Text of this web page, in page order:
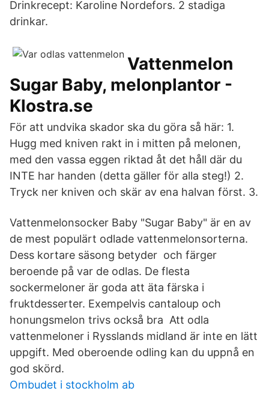
Drinkrecept: Karoline Nordefors. 2 stadiga
drinkar.
Vattenmelon
Sugar Baby, melonplantor -
Klostra.se
För att undvika skador ska du göra så här: 1.
Hugg med kniven rakt in i mitten på melonen,
med den vassa eggen riktad åt det håll där du
INTE har handen (detta gäller för alla steg!) 2.
Tryck ner kniven och skär av ena halvan först. 3.
Vattenmelonsocker Baby "Sugar Baby" är en av
de mest populärt odlade vattenmelonsorterna.
Dess kortare säsong betyder och färger
beroende på var de odlas. De flesta
sockermeloner är goda att äta färska i
fruktdesserter. Exempelvis cantaloup och
honungsmelon trivs också bra Att odla
vattenmeloner i Rysslands midland är inte en lätt
uppgift. Med oberoende odling kan du uppnå en
god skörd.
Ombudet i stockholm ab